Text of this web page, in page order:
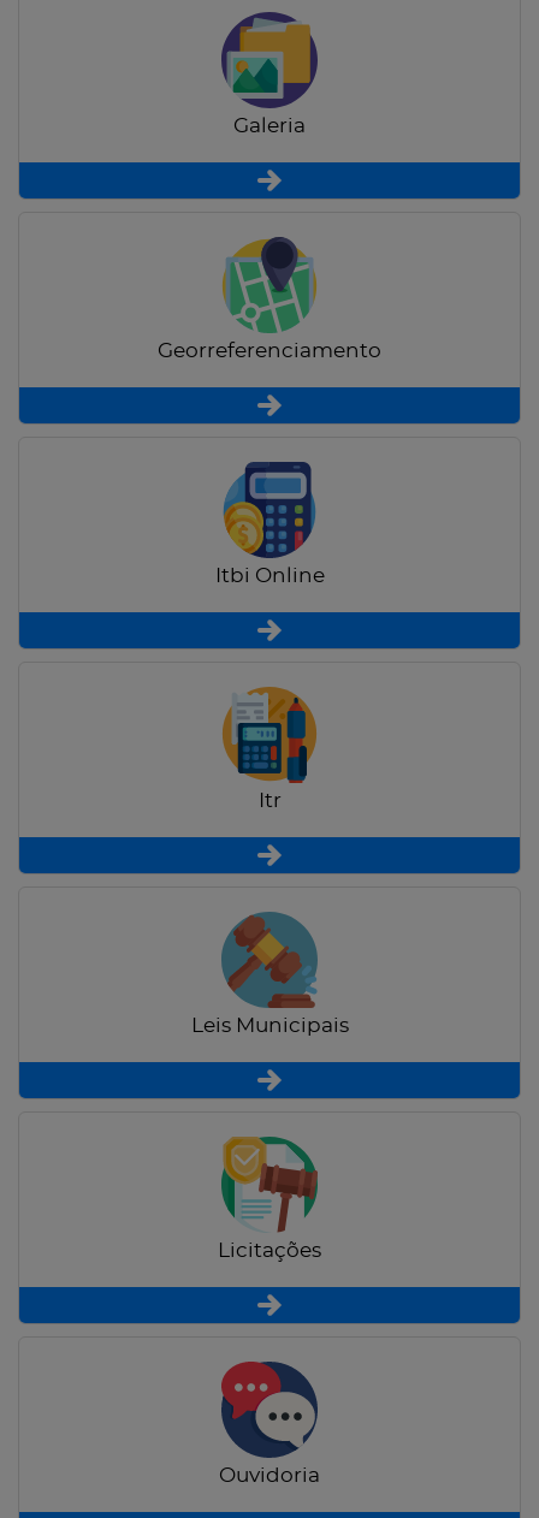
Galeria
Georreferenciamento
Itbi Online
Itr
Leis Municipais
Licitações
Ouvidoria